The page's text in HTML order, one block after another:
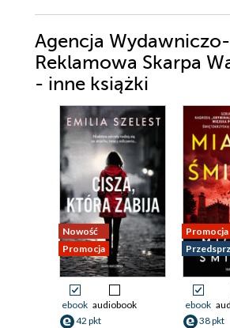
Agencja Wydawniczo-
Reklamowa Skarpa
- inne książki
Nowość
Promocja
ebook audiobook
42 pkt
Promocja
ebook
38 pkt